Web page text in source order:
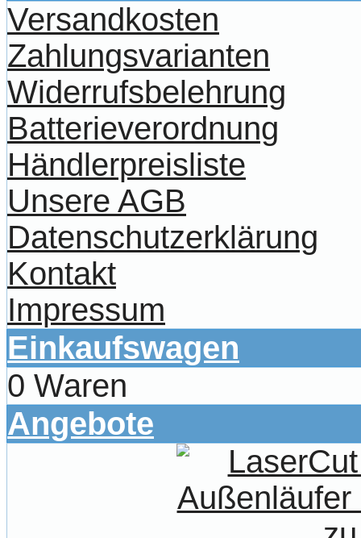
Versandkosten
Zahlungsvarianten
Widerrufsbelehrung
Batterieverordnung
Händlerpreisliste
Unsere AGB
Datenschutzerklärung
Kontakt
Impressum
Einkaufswagen
0 Waren
Angebote